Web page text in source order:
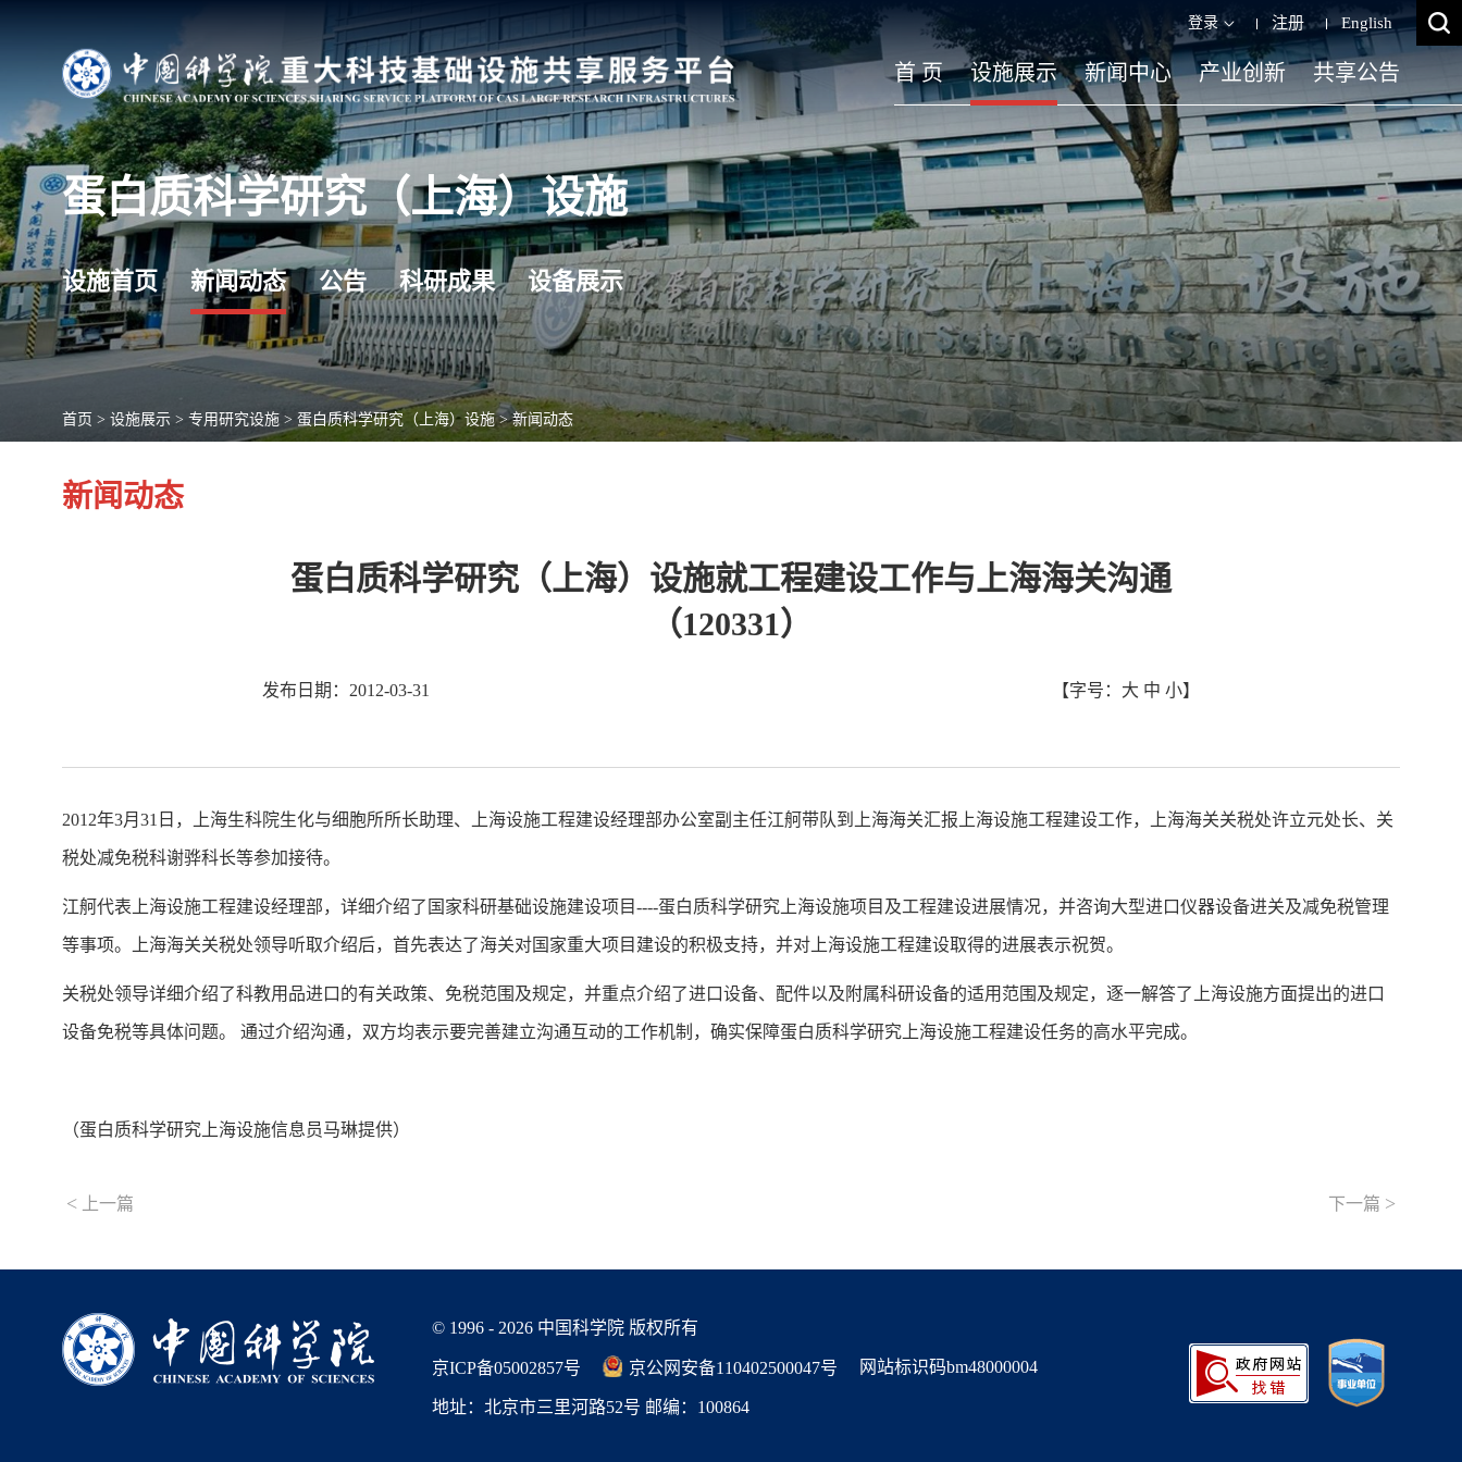
登录 注册 English
首 页 设施展示 新闻中心 产业创新 共享公告
蛋白质科学研究（上海）设施
设施首页 新闻动态 公告 科研成果 设备展示
首页 > 设施展示 > 专用研究设施 > 蛋白质科学研究（上海）设施>新闻动态
新闻动态
蛋白质科学研究（上海）设施就工程建设工作与上海海关沟通
（120331）
发布日期：2012-03-31 【字号： 大 中 小】
2012年3月31日，上海生科院生化与细胞所所长助理、上海设施工程建设经理部办公室副主任江舸带队到上海海关汇报上海设施工程建设工作，上海海关关税处许立元处长、关
税处减免税科谢骅科长等参加接待。
江舸代表上海设施工程建设经理部，详细介绍了国家科研基础设施建设项目----蛋白质科学研究上海设施项目及工程建设进展情况，并咨询大型进口仪器设备进关及减免税管理
等事项。上海海关关税处领导听取介绍后，首先表达了海关对国家重大项目建设的积极支持，并对上海设施工程建设取得的进展表示祝贺。
关税处领导详细介绍了科教用品进口的有关政策、免税范围及规定，并重点介绍了进口设备、配件以及附属科研设备的适用范围及规定，逐一解答了上海设施方面提出的进口
设备免税等具体问题。 通过介绍沟通，双方均表示要完善建立沟通互动的工作机制，确实保障蛋白质科学研究上海设施工程建设任务的高水平完成。
（蛋白质科学研究上海设施信息员马琳提供）
< 上一篇 下一篇 >
© 1996 - 2026 中国科学院 版权所有
京ICP备05002857号 京公网安备110402500047号 网站标识码bm48000004
地址：北京市三里河路52号 邮编：100864